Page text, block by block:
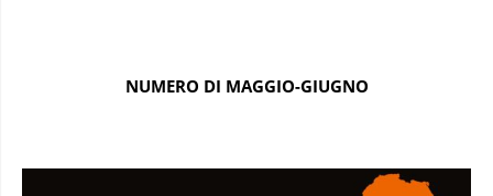
NUMERO DI MAGGIO-GIUGNO